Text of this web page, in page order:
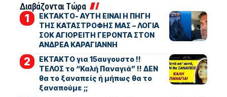
Διαβάζονται Τώρα
ΕΚΤΑΚΤΟ- ΑΥΤΗ ΕΙΝΑΙ Η ΠΗΓΗ
ΤΗΣ ΚΑΤΑΣΤΡΟΦΗΣ ΜΑΣ – ΛΟΓΙΑ
ΣΟΚ ΑΓΙΟΡΕΙΤΗ ΓΕΡΟΝΤΑ ΣΤΟΝ
ΑΝΔΡΕΑ ΚΑΡΑΓΙΑΝΝΗ
ΕΚΤΑΚΤΟ για 15αυγουστο !!
ΤΕΛΟΣ το “Καλή Παναγιά” !! ΔΕΝ
θα το ξαναπείς ή μήπως θα το
ξαναπούμε ;;